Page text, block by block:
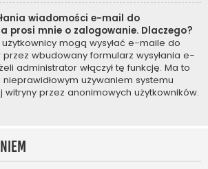
wiadomości e-mail do
prosi mnie o zalogowanie. Dlaczego?
mogą wysyłać e-maile do
przez wbudowany formularz wysyłania e-
administrator włączył tę funkcję. Ma to
używaniem systemu
przez anonimowych użytkowników.